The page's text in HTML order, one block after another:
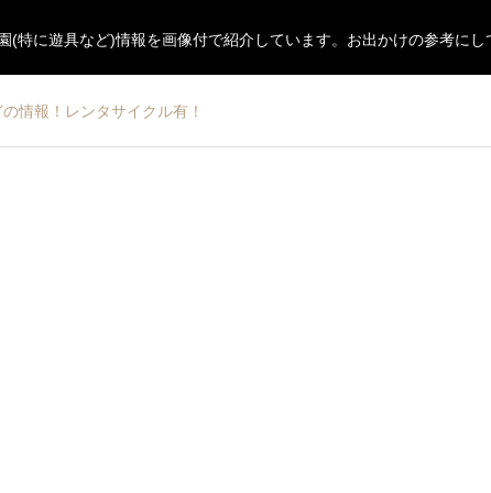
(特に遊具など)情報を画像付で紹介しています。お出かけの参考にし
情報！レンタサイクル有！